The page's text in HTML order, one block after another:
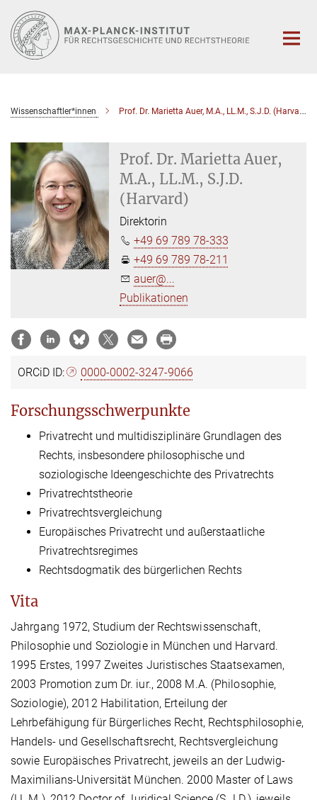
Hauptinhalt
Wissenschaftler*innen Prof. Dr. Marietta Auer, M.A., LL.M., S.J.D. (Harvard)
Prof. Dr. Marietta Auer,
M.A., LL.M., S.J.D.
(Harvard)
Direktorin
+49 69 789 78-333
+49 69 789 78-211
auer@...
Publikationen
ORCiD ID: 0000-0002-3247-9066
Forschungsschwerpunkte
Privatrecht und multidisziplinäre Grundlagen des
Rechts, insbesondere philosophische und
soziologische Ideengeschichte des Privatrechts
Privatrechtstheorie
Privatrechtsvergleichung
Europäisches Privatrecht und außerstaatliche
Privatrechtsregimes
Rechtsdogmatik des bürgerlichen Rechts
Vita
Jahrgang 1972, Studium der Rechtswissenschaft,
Philosophie und Soziologie in München und Harvard.
1995 Erstes, 1997 Zweites Juristisches Staatsexamen,
2003 Promotion zum Dr. iur., 2008 M.A. (Philosophie,
Soziologie), 2012 Habilitation, Erteilung der
Lehrbefähigung für Bürgerliches Recht, Rechtsphilosophie,
Handels- und Gesellschaftsrecht, Rechtsvergleichung
sowie Europäisches Privatrecht, jeweils an der Ludwig-
Maximilians-Universität München. 2000 Master of Laws